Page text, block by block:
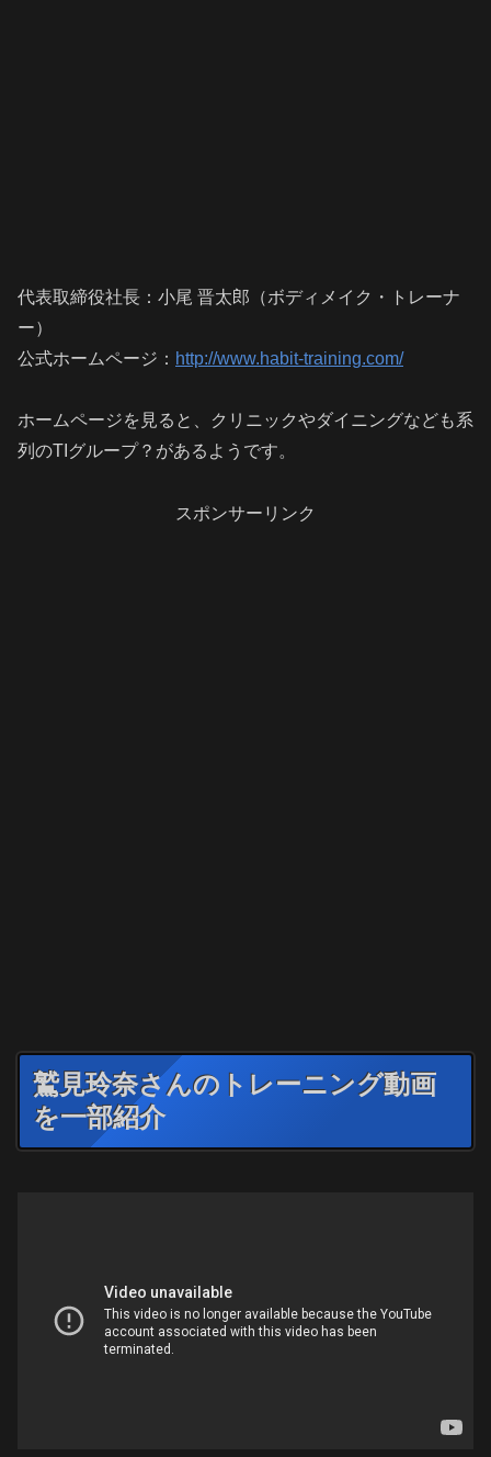
代表取締役社長：小尾 晋太郎（ボディメイク・トレーナ
ー）
公式ホームページ： http://www.habit-training.com/
ホームページを見ると、クリニックやダイニングなども系
列のTIグループ？があるようです。
スポンサーリンク
鷲見玲奈さんのトレーニング動画
を一部紹介